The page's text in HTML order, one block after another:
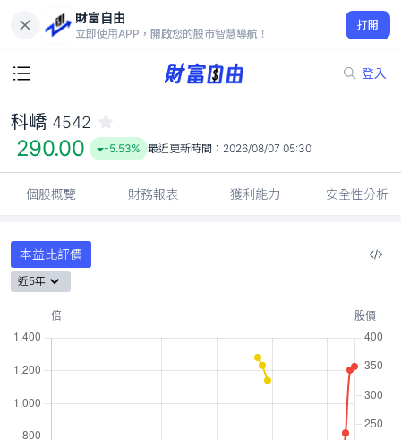
財富自由
立即使用APP，開啟您的股市智慧導航！
打開
登入
290.00
-5.53%
科嶠 4542
290.00 -5.53% 最近更新時間： 2026/08/07 05:30
個股概覽 財務報表 獲利能力 安全性分析
本益比評價
近5年